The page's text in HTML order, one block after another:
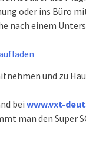
oder ins Büro
nach einem
und zu
bei www.vxt-
man den Super